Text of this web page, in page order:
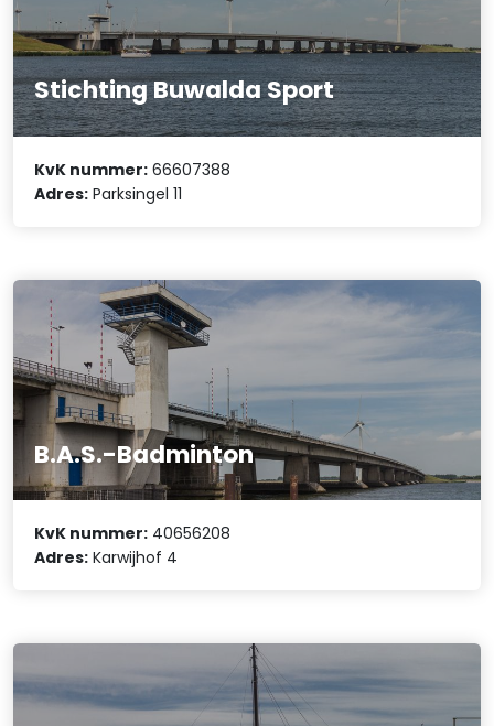
Stichting Buwalda Sport
KvK nummer: 66607388
Adres: Parksingel 11
B.A.S.-Badminton
KvK nummer: 40656208
Adres: Karwijhof 4